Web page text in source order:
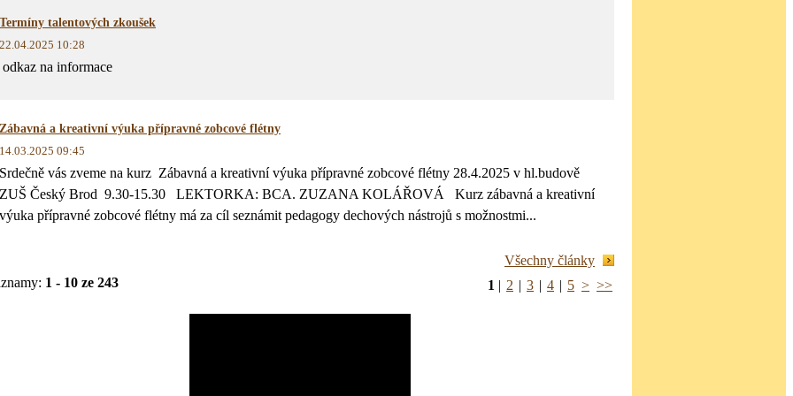
Termíny talentových zkoušek
22.04.2025 10:28
odkaz na informace
Zábavná a kreativní výuka přípravné zobcové flétny
14.03.2025 09:45
Srdečně vás zveme na kurz Zábavná a kreativní výuka přípravné zobcové flétny 28.4.2025 v hl.budově
ZUŠ Český Brod 9.30-15.30 LEKTORKA: BCA. ZUZANA KOLÁŘOVÁ Kurz zábavná a kreativní
výuka přípravné zobcové flétny má za cíl seznámit pedagogy dechových nástrojů s možnostmi...
Všechny články
1 - 10 ze 243 1 | 2 | 3 | 4 | 5 > >>